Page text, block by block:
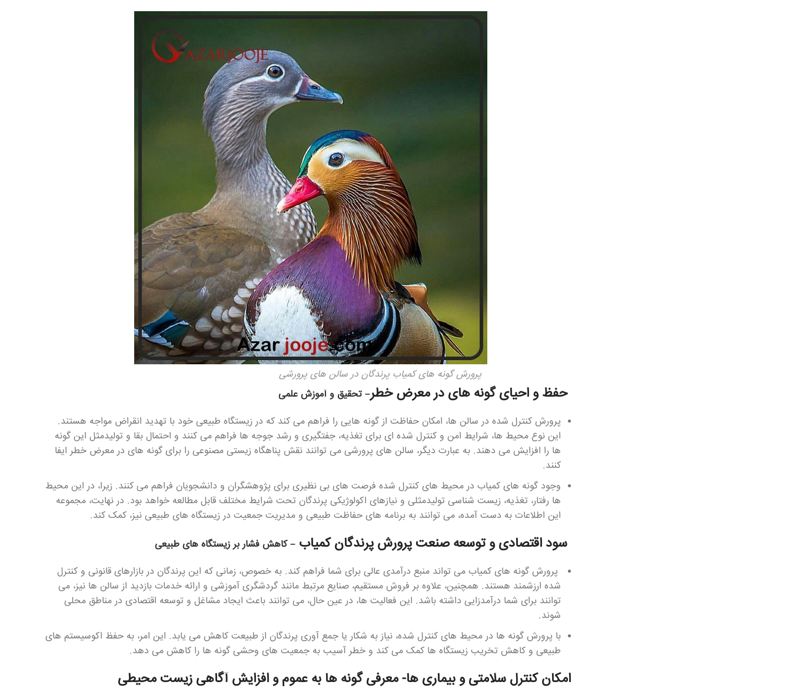
پرورش گونه های کمیاب پرندگان در سالن های پرورشی
حفظ و احیای گونه های در معرض خطر– تحقیق و آموزش علمی
پرورش کنترل شده در سالن ها، امکان حفاظت از گونه هایی را فراهم می کند که در زیستگاه طبیعی خود با تهدید انقراض مواجه هستند.
این نوع محیط ها، شرایط امن و کنترل شده ای برای تغذیه، جفتگیری و رشد جوجه ها فراهم می کنند و احتمال بقا و تولیدمثل این گونه
ها را افزایش می دهند. به عبارت دیگر، سالن های پرورشی می توانند نقش پناهگاه زیستی مصنوعی را برای گونه های در معرض خطر ایفا
کنند.
وجود گونه های کمیاب در محیط های کنترل شده فرصت های بی نظیری برای پژوهشگران و دانشجویان فراهم می کنند. زیرا، در این محیط
ها رفتار، تغذیه، زیست شناسی تولیدمثلی و نیازهای اکولوژیکی پرندگان تحت شرایط مختلف قابل مطالعه خواهد بود. در نهایت، مجموعه
این اطلاعات به دست آمده، می توانند به برنامه های حفاظت طبیعی و مدیریت جمعیت در زیستگاه های طبیعی نیز، کمک کند.
سود اقتصادی و توسعه صنعت پرورش پرندگان کمیاب – کاهش فشار بر زیستگاه های طبیعی
پرورش گونه های کمیاب می تواند منبع درآمدی عالی برای شما فراهم کند. به خصوص، زمانی که این پرندگان در بازارهای قانونی و کنترل
شده ارزشمند هستند. همچنین، علاوه بر فروش مستقیم، صنایع مرتبط مانند گردشگری آموزشی و ارائه خدمات بازدید از سالن ها نیز، می
توانند برای شما درآمدزایی داشته باشد. این فعالیت ها، در عین حال، می توانند باعث ایجاد مشاغل و توسعه اقتصادی در مناطق محلی
شوند.
با پرورش گونه ها در محیط های کنترل شده، نیاز به شکار یا جمع آوری پرندگان از طبیعت کاهش می یابد. این امر، به حفظ اکوسیستم های
طبیعی و کاهش تخریب زیستگاه ها کمک می کند و خطر آسیب به جمعیت های وحشی گونه ها را کاهش می دهد.
امکان کنترل سلامتی و بیماری ها- معرفی گونه ها به عموم و افزایش آگاهی زیست محیطی